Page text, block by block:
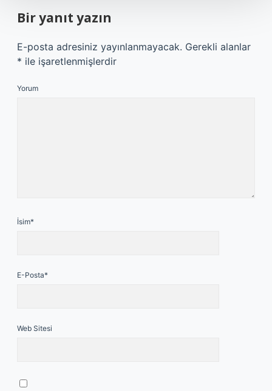
Bir yanıt yazın
E-posta adresiniz yayınlanmayacak. Gerekli alanlar
* ile işaretlenmişlerdir
Yorum
İsim*
E-Posta*
Web Sitesi